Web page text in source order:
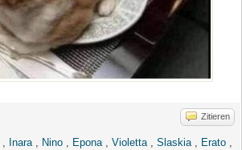
Zitieren
, Inara, Nino , Epona, Violetta, Slaskia, Erato ,